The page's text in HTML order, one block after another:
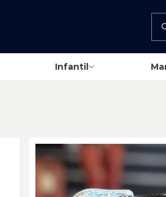
Infantil